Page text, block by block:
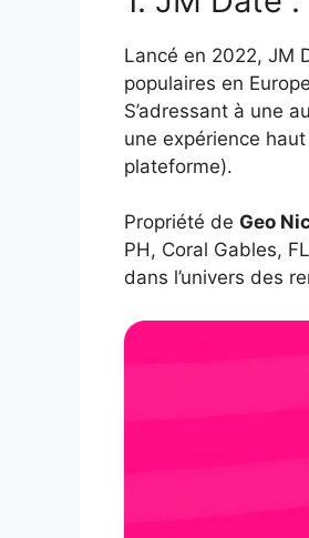
Lancé en 2022, JM
populaires en
S’adressant à une
une expérience
plateforme).
Propriété de Geo
PH, Coral Gables,
dans l’univers des